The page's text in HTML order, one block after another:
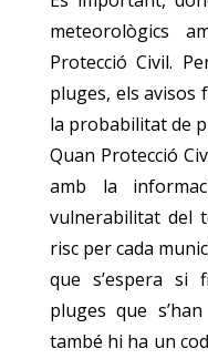
meteorològics
Protecció Civil.
pluges, els avisos
la probabilitat de
Quan Protecció
amb la
vulnerabilitat del
risc per cada
que s’espera si
pluges que
també hi ha un